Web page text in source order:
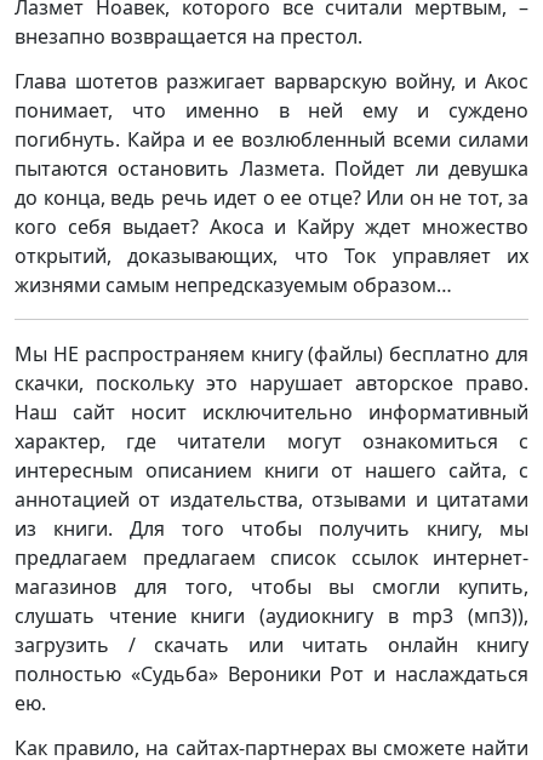
Лазмет Ноавек, которого все считали мертвым, –
внезапно возвращается на престол.
Глава шотетов разжигает варварскую войну, и Акос
понимает, что именно в ней ему и суждено
погибнуть. Кайра и ее возлюбленный всеми силами
пытаются остановить Лазмета. Пойдет ли девушка
до конца, ведь речь идет о ее отце? Или он не тот, за
кого себя выдает? Акоса и Кайру ждет множество
открытий, доказывающих, что Ток управляет их
жизнями самым непредсказуемым образом…
Мы НЕ распространяем книгу (файлы) бесплатно для
скачки, поскольку это нарушает авторское право.
Наш сайт носит исключительно информативный
характер, где читатели могут ознакомиться с
интересным описанием книги от нашего сайта, с
аннотацией от издательства, отзывами и цитатами
из книги. Для того чтобы получить книгу, мы
предлагаем предлагаем список ссылок интернет-
магазинов для того, чтобы вы смогли купить,
слушать чтение книги (аудиокнигу в mp3 (мп3)),
загрузить / скачать или читать онлайн книгу
полностью «Судьба» Вероники Рот и наслаждаться
ею.
Как правило, на сайтах-партнерах вы сможете найти